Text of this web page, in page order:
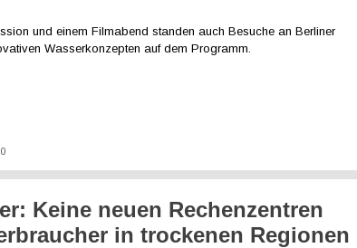
und einem Filmabend standen auch Besuche an Berliner
Wasserkonzepten auf dem Programm.
Keine neuen Rechenzentren
in trockenen Regionen